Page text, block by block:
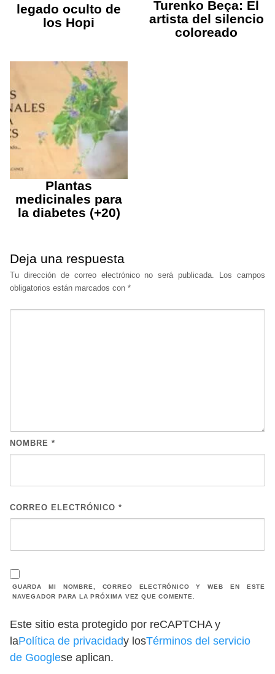
legado oculto de
los Hopi
Turenko Beça: El
artista del silencio
coloreado
Plantas
medicinales para
la diabetes (+20)
Deja una respuesta
Tu dirección de correo electrónico no será publicada.
Los campos
obligatorios están marcados con *
NOMBRE *
CORREO ELECTRÓNICO *
GUARDA MI NOMBRE, CORREO ELECTRÓNICO Y WEB EN ESTE
NAVEGADOR PARA LA PRÓXIMA VEZ QUE COMENTE.
Este sitio esta protegido por reCAPTCHA y
laPolítica de privacidady losTérminos del servicio
de Googlese aplican.